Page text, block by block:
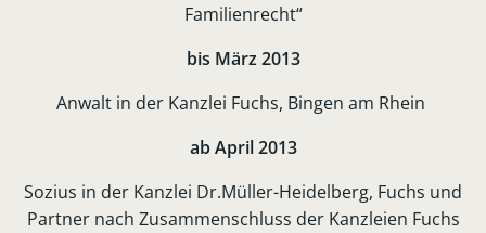
Familienrecht“
bis März 2013
Anwalt in der Kanzlei Fuchs, Bingen am Rhein
ab April 2013
Sozius in der Kanzlei Dr.Müller-Heidelberg, Fuchs und
Partner nach Zusammenschluss der Kanzleien Fuchs